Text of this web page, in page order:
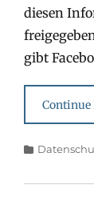
diesen
gibt
Continue
Categories